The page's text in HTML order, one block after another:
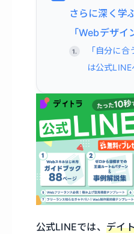
さらに深く学
「Webデザイ
「自分に
は公式LINE
公式LINEでは、デイ